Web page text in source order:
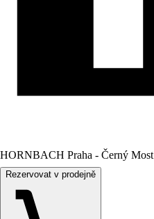
HORNBACH Praha - Černý Most
Rezervovat v prodejně